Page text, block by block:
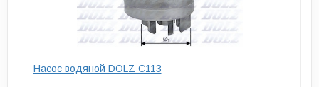
Насос водяной DOLZ C113